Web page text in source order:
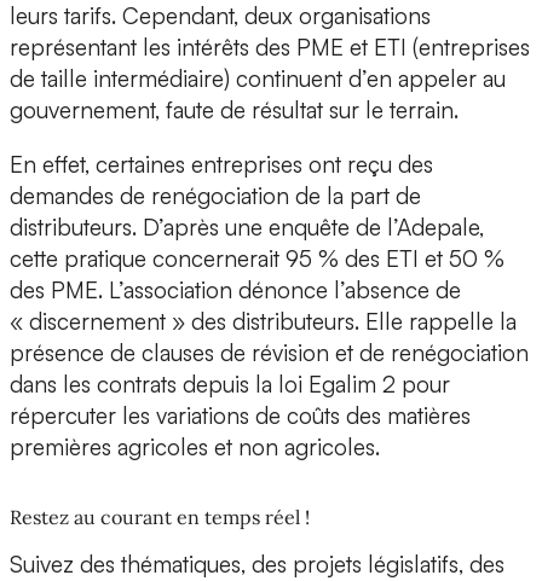
leurs tarifs. Cependant, deux organisations
représentant les intérêts des PME et ETI (entreprises
de taille intermédiaire) continuent d’en appeler au
gouvernement, faute de résultat sur le terrain.
En effet, certaines entreprises ont reçu des
demandes de renégociation de la part de
distributeurs. D’après une enquête de l’Adepale,
cette pratique concernerait 95 % des ETI et 50 %
des PME. L’association dénonce l’absence de
« discernement » des distributeurs. Elle rappelle la
présence de clauses de révision et de renégociation
dans les contrats depuis la loi Egalim 2 pour
répercuter les variations de coûts des matières
premières agricoles et non agricoles.
Restez au courant en temps réel !
Suivez des thématiques, des projets législatifs, des